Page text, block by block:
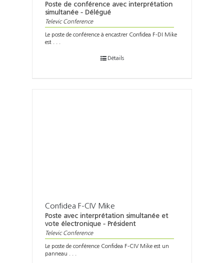
Poste de conférence avec interprétation
simultanée - Délégué
Televic Conference
Le poste de conférence à encastrer Confidea F-DI Mike
est . . .
Détails
Confidea F-CIV Mike
Poste avec interprétation simultanée et
vote électronique - Président
Televic Conference
Le poste de conférence Confidea F-CIV Mike est un
panneau . . .